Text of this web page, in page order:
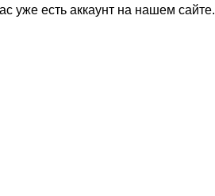
уже есть аккаунт на нашем сайте.